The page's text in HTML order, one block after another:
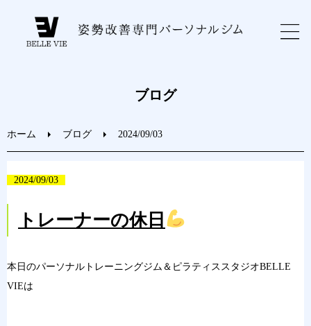
ブログ
ホーム ブログ 2024/09/03
2024/09/03
トレーナーの休日
本日のパーソナルトレーニングジム＆ピラティススタジオBELLE
VIEは